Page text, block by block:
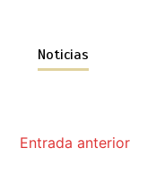
Noticias
Entrada anterior